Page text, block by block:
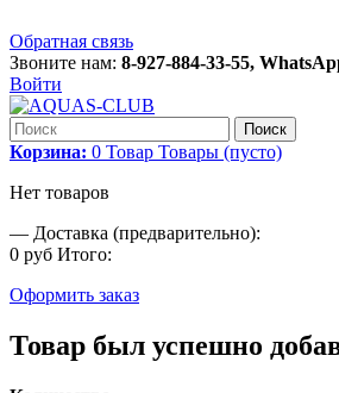
Обратная связь
Звоните нам: 8-927-884-33-55,
Войти
Поиск
Корзина: 0 Товар Товары (пусто)
Нет товаров
— Доставка (предварительно):
0 руб Итого:
Оформить заказ
Товар был успешно